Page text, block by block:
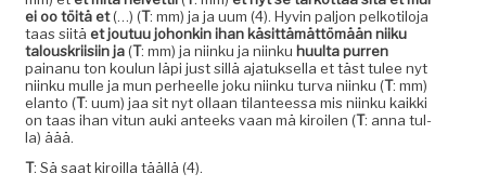
ei oo töitä et(…) (T: mm) ja ja uum (4). Hyvin paljon pelkotilo­ja
taas siitä et joutuu johonkin ihan käsit­tämät­tömään niiku
talouskri­isi­in ja(T: mm) ja niinku ja niinku huul­ta purren
painanu ton koulun läpi just sil­lä ajatuk­sel­la et täst tulee nyt
niinku mulle ja mun per­heelle joku niinku tur­va niinku (T: mm)
elan­to (T: uum) jaa sit nyt ollaan tilanteessa mis niinku kaik­ki
on taas ihan vitun auki anteeks vaan mä kiroilen (T: anna tul­
la) äää.
T: Sä saat kiroil­la tääl­lä (4).